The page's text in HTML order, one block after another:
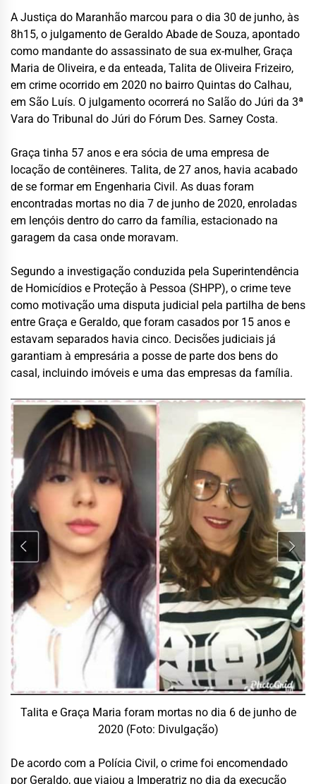
A Justiça do Maranhão marcou para o dia 30 de junho, às
8h15, o julgamento de Geraldo Abade de Souza, apontado
como mandante do assassinato de sua ex-mulher, Graça
Maria de Oliveira, e da enteada, Talita de Oliveira Frizeiro,
em crime ocorrido em 2020 no bairro Quintas do Calhau,
em São Luís. O julgamento ocorrerá no Salão do Júri da 3ª
Vara do Tribunal do Júri do Fórum Des. Sarney Costa.
Graça tinha 57 anos e era sócia de uma empresa de
locação de contêineres. Talita, de 27 anos, havia acabado
de se formar em Engenharia Civil. As duas foram
encontradas mortas no dia 7 de junho de 2020, enroladas
em lençóis dentro do carro da família, estacionado na
garagem da casa onde moravam.
Segundo a investigação conduzida pela Superintendência
de Homicídios e Proteção à Pessoa (SHPP), o crime teve
como motivação uma disputa judicial pela partilha de bens
entre Graça e Geraldo, que foram casados por 15 anos e
estavam separados havia cinco. Decisões judiciais já
garantiam à empresária a posse de parte dos bens do
casal, incluindo imóveis e uma das empresas da família.
Talita e Graça Maria foram mortas no dia 6 de junho de
2020 (Foto: Divulgação)
De acordo com a Polícia Civil, o crime foi encomendado
por Geraldo, que viajou a Imperatriz no dia da execução